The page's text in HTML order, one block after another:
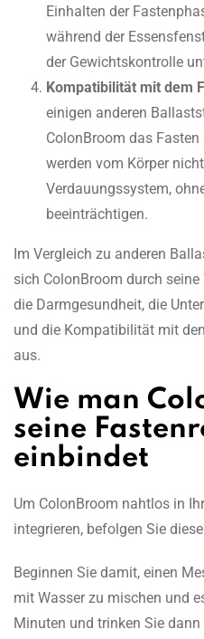
Einhalten der
während der
der Gewichtskontrolle
Kompatibilität mit dem
einigen anderen
ColonBroom das
werden vom Körper
Verdauungssystem,
beeinträchtigen.
Im Vergleich zu anderen
sich ColonBroom durch
die Darmgesundheit, die
und die Kompatibilität mit
aus.
Wie man
seine
einbindet
Um ColonBroom nahtlos in
integrieren, befolgen Sie
Beginnen Sie damit, einen
mit Wasser zu mischen und
Minuten und trinken Sie